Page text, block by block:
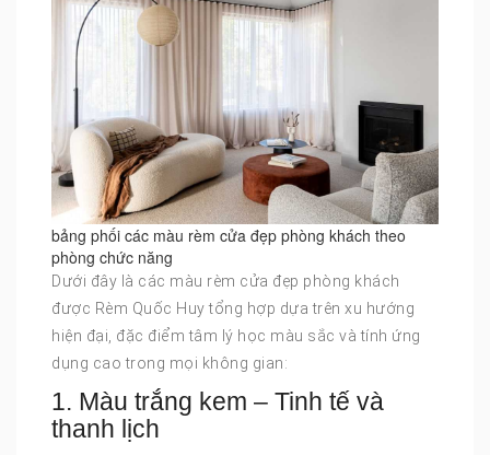
bảng phối các màu rèm cửa đẹp phòng khách theo
phòng chức năng
Dưới đây là các màu rèm cửa đẹp phòng khách
được Rèm Quốc Huy tổng hợp dựa trên xu hướng
hiện đại, đặc điểm tâm lý học màu sắc và tính ứng
dụng cao trong mọi không gian:
1. Màu trắng kem – Tinh tế và
thanh lịch